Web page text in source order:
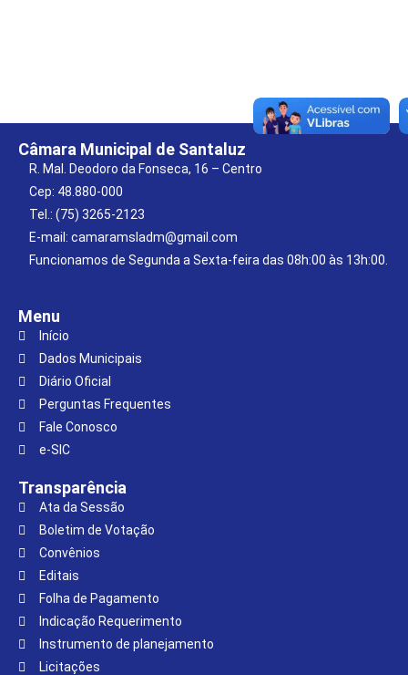
Câmara Municipal de Santaluz
R. Mal. Deodoro da Fonseca, 16 – Centro
Cep: 48.880-000
Tel.: (75) 3265-2123
E-mail: camaramsladm@gmail.com
Funcionamos de Segunda a Sexta-feira das 08h:00 às 13h:00.
Menu
Início
Dados Municipais
Diário Oficial
Perguntas Frequentes
Fale Conosco
e-SIC
Transparência
Ata da Sessão
Boletim de Votação
Convênios
Editais
Folha de Pagamento
Indicação Requerimento
Instrumento de planejamento
Licitações